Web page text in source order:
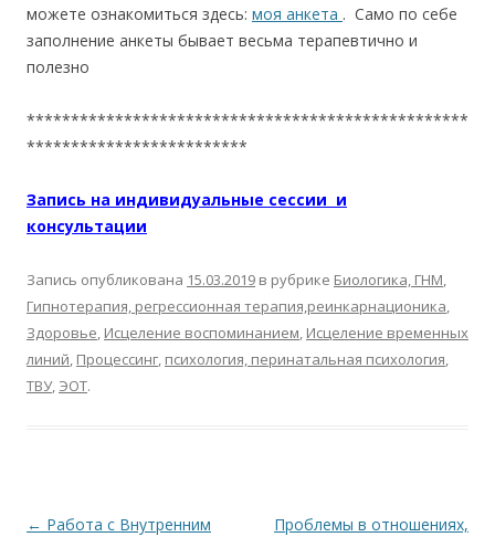
можете ознакомиться здесь: моя анкета . Само по себе
заполнение анкеты бывает весьма терапевтично и
полезно
**************************************************
*************************
Запись на индивидуальные сессии и
консультации
Запись опубликована 15.03.2019 в рубрике Биологика, ГНМ,
Гипнотерапия, регрессионная терапия,реинкарнационика,
Здоровье, Исцеление воспоминанием, Исцеление временных
линий, Процессинг, психология, перинатальная психология,
ТВУ, ЭОТ.
Навигация по записям
← Работа с Внутренним
Проблемы в отношениях,